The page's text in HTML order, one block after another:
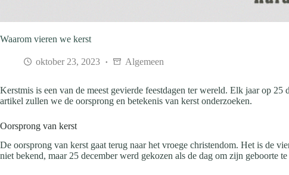
Waarom vieren we kerst
oktober 23, 2023 Algemeen
Kerstmis is een van de meest gevierde feestdagen ter wereld. Elk jaar op
artikel zullen we de oorsprong en betekenis van kerst onderzoeken.
Oorsprong van kerst
De oorsprong van kerst gaat terug naar het vroege christendom. Het is de
niet bekend, maar 25 december werd gekozen als de dag om zijn geboorte